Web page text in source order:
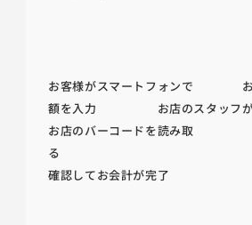
お客様がスマートフォンで お
額を入力 お店のスタッフ
お店のバーコードを読み取
る 画
確認してお会計が完了